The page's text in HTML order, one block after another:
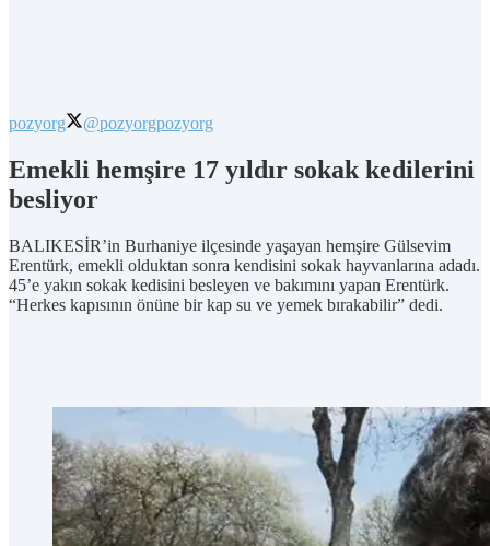
pozyorg @pozyorgpozyorg
Emekli hemşire 17 yıldır sokak kedilerini
besliyor
BALIKESİR’in Burhaniye ilçesinde yaşayan hemşire Gülsevim
Erentürk, emekli olduktan sonra kendisini sokak hayvanlarına adadı.
45’e yakın sokak kedisini besleyen ve bakımını yapan Erentürk.
“Herkes kapısının önüne bir kap su ve yemek bırakabilir” dedi.